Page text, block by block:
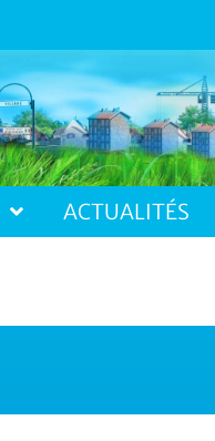
ACTUALITÉS